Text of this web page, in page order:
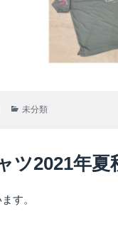
カ
ー
未分類
ツ2021年夏
す。